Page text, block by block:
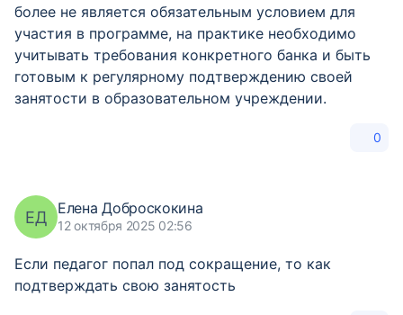
более не является обязательным условием для
участия в программе, на практике необходимо
учитывать требования конкретного банка и быть
готовым к регулярному подтверждению своей
занятости в образовательном учреждении.
0
ЕД Елена Доброскокина
12 октября 2025 02:56
Если педагог попал под сокращение, то как
подтверждать свою занятость